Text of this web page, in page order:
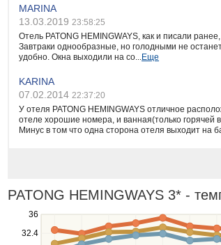
MARINA
13.03.2019 23:58:25
Отель PATONG HEMINGWAYS, как и писали
Завтраки однообразные, но голодными не
удобно. Окна выходили на со... Еще
KARINA
07.02.2014 22:37:20
У отеля PATONG HEMINGWAYS отличное
отеле хорошие номера, и ванная(только горячей
Минус в том что одна сторона отеля выходит на
PATONG HEMINGWAYS 3* -
32.4
36
Use
the